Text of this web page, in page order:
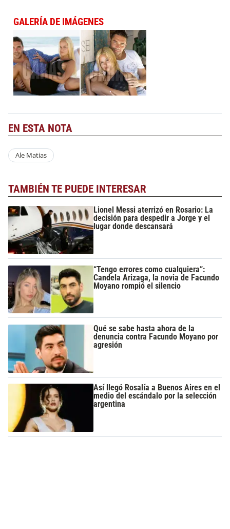
GALERÍA DE IMÁGENES
EN ESTA NOTA
Ale Matias
TAMBIÉN TE PUEDE INTERESAR
Lionel Messi aterrizó en Rosario: La
decisión para despedir a Jorge y el
lugar donde descansará
“Tengo errores como cualquiera”:
Candela Arizaga, la novia de Facundo
Moyano rompió el silencio
Qué se sabe hasta ahora de la
denuncia contra Facundo Moyano por
agresión
Así llegó Rosalía a Buenos Aires en el
medio del escándalo por la selección
argentina